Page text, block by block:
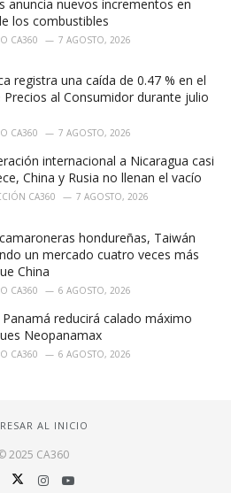
anuncia nuevos incrementos en
los combustibles
CA360 7 AGOSTO, 2026
registra una caída de 0.47 % en el
Precios al Consumidor durante julio
CA360 7 AGOSTO, 2026
internacional a Nicaragua casi
China y Rusia no llenan el vacío
CA360 7 AGOSTO, 2026
hondureñas, Taiwán
un mercado cuatro veces más
China
CA360 6 AGOSTO, 2026
Panamá reducirá calado máximo
Neopanamax
CA360 6 AGOSTO, 2026
AL INICIO
2025 CA360